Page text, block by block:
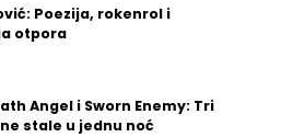
Poezija, rokenrol i
otpora
Angel i Sworn Enemy: Tri
stale u jednu noć